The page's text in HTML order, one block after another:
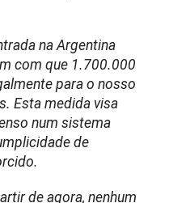
na Argentina
com que 1.700.000
para o nosso
Esta medida visa
num sistema
de
de agora, nenhum